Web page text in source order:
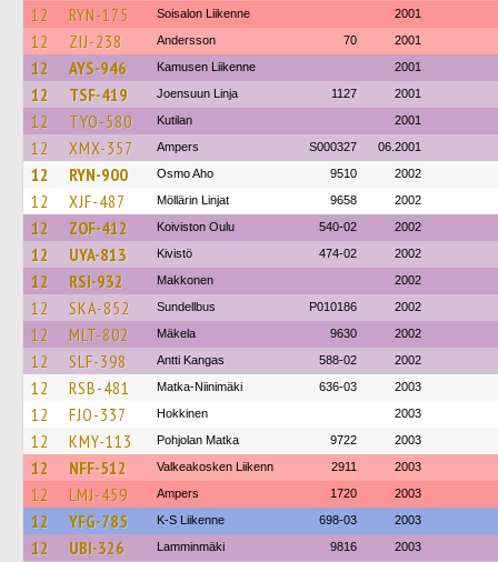
12 RYN-175 Soisalon Liikenne 2001
12 ZIJ-238 Andersson 70 2001
12 AYS-946 Kamusen Liikenne 2001
12 TSF-419 Joensuun Linja 1127 2001
12 TYO-580 Kutilan 2001
12 XMX-357 Ampers S000327 06.2001
12 RYN-900 Osmo Aho 9510 2002
12 XJF-487 Möllärin Linjat 9658 2002
12 ZOF-412 Koiviston Oulu 540-02 2002
12 UYA-813 Kivistö 474-02 2002
12 RSI-932 Makkonen 2002
12 SKA-852 Sundellbus P010186 2002
12 MLT-802 Mäkela 9630 2002
12 SLF-398 Antti Kangas 588-02 2002
12 RSB-481 Matka-Niinimäki 636-03 2003
12 FJO-337 Hokkinen 2003
12 KMY-113 Pohjolan Matka 9722 2003
12 NFF-512 Valkeakosken Liikenn 2911 2003
12 LMJ-459 Ampers 1720 2003
12 YFG-785 K-S Liikenne 698-03 2003
12 UBI-326 Lamminmäki 9816 2003